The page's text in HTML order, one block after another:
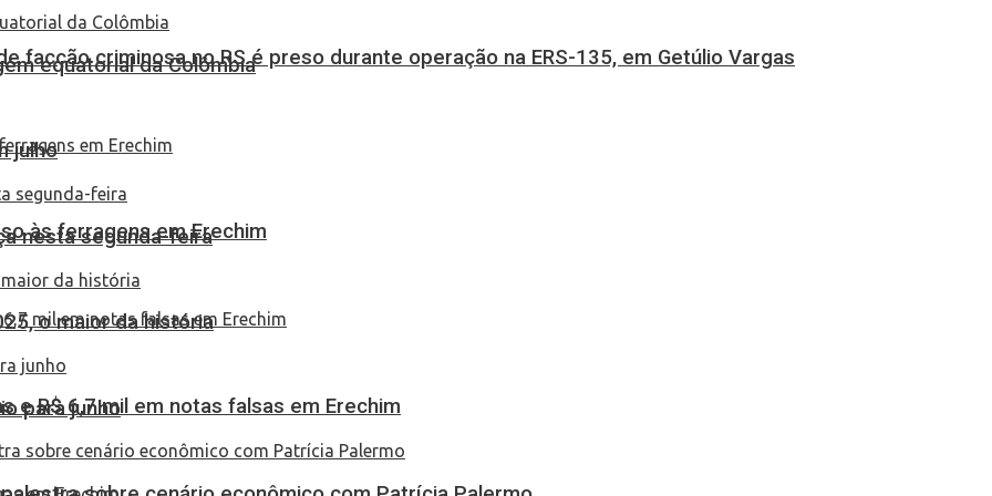
facção criminosa no RS é preso durante operação na ERS-135, em Getúlio Vargas
às ferragens em Erechim
e R$ 6,7 mil em notas falsas em Erechim
equatorial da Colômbia
julho
nesta segunda-feira
o maior da história
para junho